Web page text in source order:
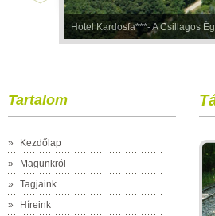
Hotel Kardosfa***- A Csillagos
Tartalom
»
Kezdőlap
»
Magunkról
»
Tagjaink
»
Híreink